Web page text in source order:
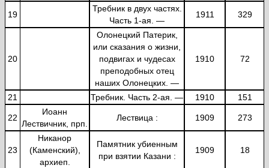
19
Требник в двух частях.
Часть 1-ая. —
1911 329
20
Олонецкий Патерик,
или сказания о жизни,
подвигах и чудесах
преподобных отец
наших Олонецких. —
1910 72
21 Требник. Часть 2-ая. — 1910 151
22
Иоанн
Лествичник, прп.
Лествица : 1909 273
23
Никанор
(Каменский),
архиеп.
Памятник убиенным
при взятии Казани :
1909 18